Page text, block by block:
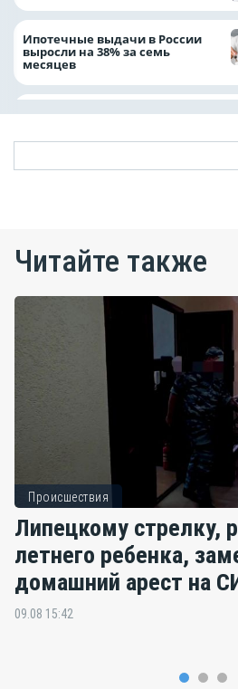
Ипотечные выдачи в России
выросли на 38% за семь
месяцев
Читайте также
Происшествия
Липецкому стрелку,
летнего ребенка,
домашний арест на
09.08 15:42